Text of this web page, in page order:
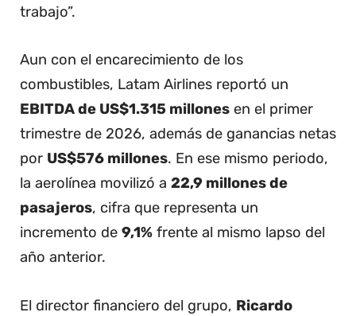
trabajo”.
Aun con el encarecimiento de los
combustibles, Latam Airlines reportó un
EBITDA de US$1.315 millones en el primer
trimestre de 2026, además de ganancias netas
por US$576 millones. En ese mismo periodo,
la aerolínea movilizó a 22,9 millones de
pasajeros, cifra que representa un
incremento de 9,1% frente al mismo lapso del
año anterior.
El director financiero del grupo, Ricardo